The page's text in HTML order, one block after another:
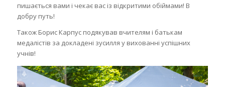
пишається вами і чекає вас із відкритими обіймами! В
добру путь!
Також Борис Карпус подякував вчителям і батькам
медалістів за докладені зусилля у вихованні успішних
учнів!